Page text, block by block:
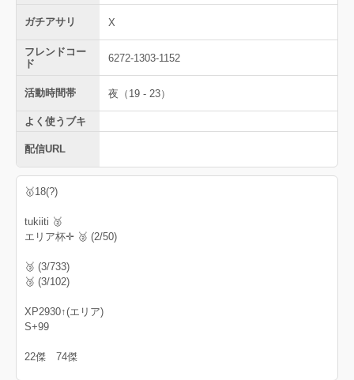
ガチアサリ X
フレンドコー
ド
6272-1303-1152
活動時間帯 夜（19 - 23）
よく使うブキ
配信URL
🥇18(?)
tukiiti 🥈
エリア杯✛ 🥈 (2/50)
🥉 (3/733)
🥉 (3/102)
XP2930↑(エリア)
S+99
22傑 74傑